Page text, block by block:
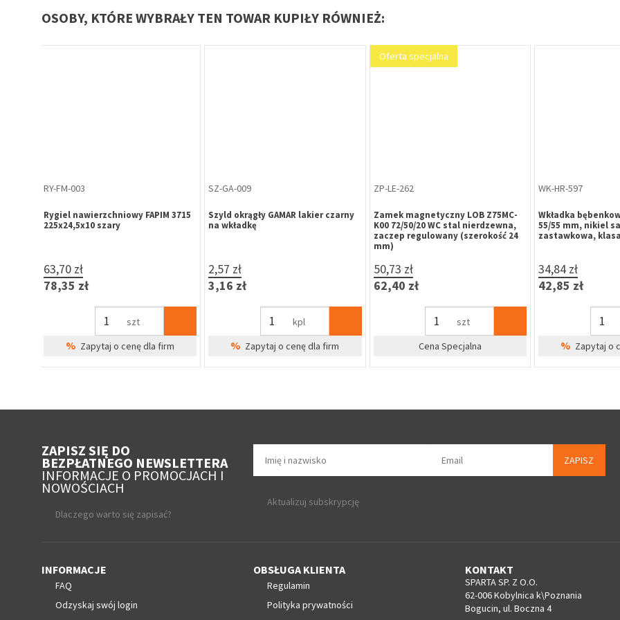
OSOBY, KTÓRE WYBRAŁY TEN TOWAR KUPIŁY RÓWNIEŻ:
OD-KU-016
Odbojnik samoprzylepny fi 60 mm,
biały
2,50 zł
3,08 zł
szt
% Zapytaj o cenę dla firm
OD-KU-017
Odbojnik samoprzylepny fi 60 mm,
beżowy
2,50 zł
3,08 zł
szt
% Zapytaj o cenę dla firm
Oferta specjalna
ZP-LE-260
Zamek magnetyczny LOB Z75MZ-
K00 72/50/20 KL stal nierdzewna,
zaczep regulowany (szerokość 24
mm)
50,73 zł
62,40 zł
szt
Cena Specjalna
WK-HR-499
Wkładka
30/30 mm,
klasa 6.0, 5 kluczy
21,72 zł
26,72 zł
% Zapytaj o
ZAPISZ SIĘ DO
BEZPŁATNEGO NEWSLETTERA
INFORMACJE O PROMOCJACH I
NOWOŚCIACH
Dlaczego warto się zapisać?
ZAPISZ
Aktualizuj subskrypcję
INFORMACJE
FAQ
Odzyskaj swój login
OBSŁUGA KLIENTA
Regulamin
Polityka prywatności
KONTAKT
SPARTA SP. Z O.O.
62-006 Kobylnica k\Poznania
Bogucin, ul. Boczna 4